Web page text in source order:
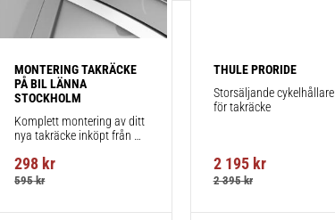
MONTERING TAKRÄCKE
PÅ BIL LÄNNA
STOCKHOLM
Komplett montering av ditt
nya takräcke inköpt från
montering på din bil.
298 kr
595kr
THULE PRORIDE
Storsäljande cykelhållare
för takräcke
2 195kr
2 395kr